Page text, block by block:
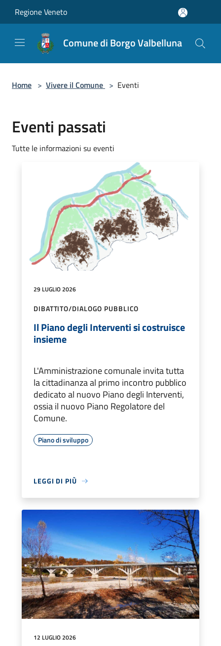
Regione Veneto
Comune di Borgo Valbelluna
Home > Vivere il Comune > Eventi
Eventi passati
Tutte le informazioni su eventi
29 LUGLIO 2026
DIBATTITO/DIALOGO PUBBLICO
Il Piano degli Interventi si costruisce
insieme
L'Amministrazione comunale invita tutta
la cittadinanza al primo incontro pubblico
dedicato al nuovo Piano degli Interventi,
ossia il nuovo Piano Regolatore del
Comune.
Piano di sviluppo
LEGGI DI PIÙ
12 LUGLIO 2026